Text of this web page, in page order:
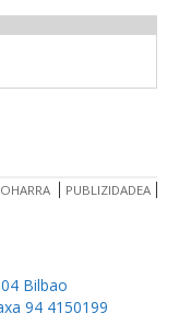
PUBLIZIDADEA
Bilbao
94 4150199